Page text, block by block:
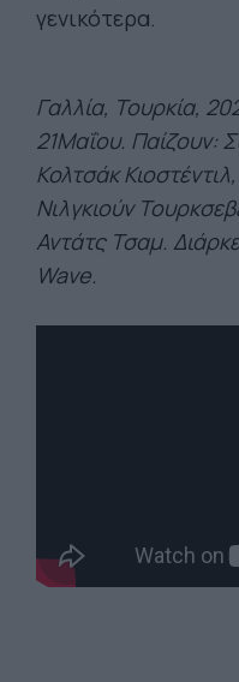
γενικότερα.
Γαλλία, Τουρκία,
21Μαΐου. Παίζουν:
Κολτσάκ
Νιλγκιούν
Αντάτς Τσαμ.
Wave.